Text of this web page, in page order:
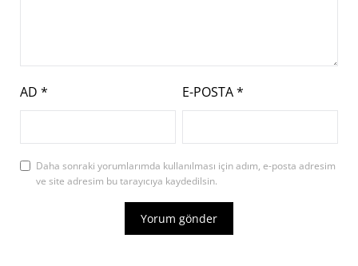
AD * E-POSTA*
Daha sonraki yorumlarımda kullanılması için adım, e-posta adresim
ve site adresim bu tarayıcıya kaydedilsin.